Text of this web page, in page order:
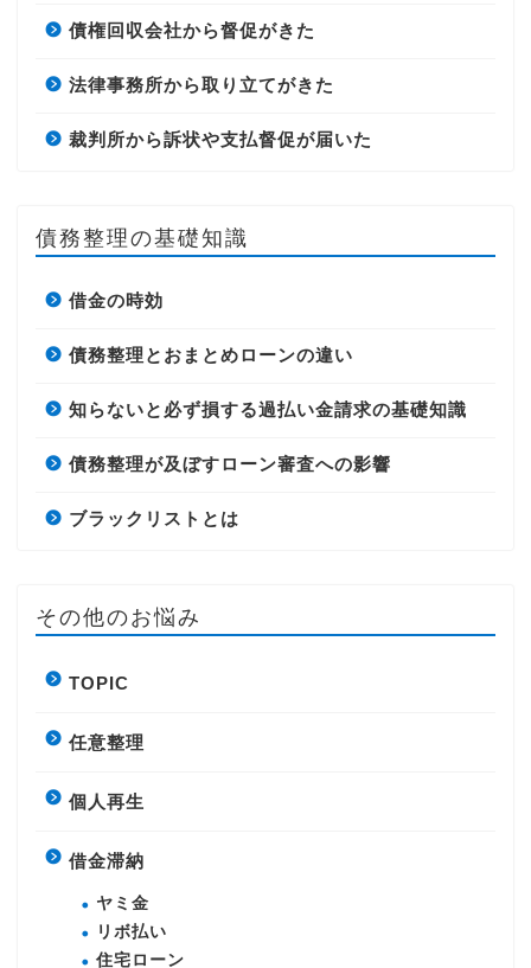
債権回収会社から督促がきた
法律事務所から取り立てがきた
裁判所から訴状や支払督促が届いた
債務整理の基礎知識
借金の時効
債務整理とおまとめローンの違い
知らないと必ず損する過払い金請求の基礎知識
債務整理が及ぼすローン審査への影響
ブラックリストとは
その他のお悩み
TOPIC
任意整理
個人再生
借金滞納
ヤミ金
リボ払い
住宅ローン